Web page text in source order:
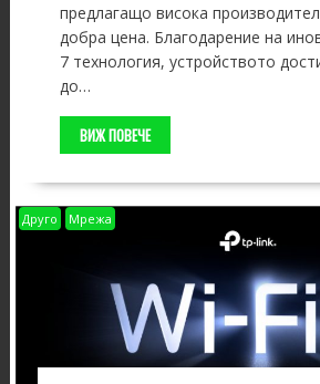
предлагащо висока
добра цена. Благодарение на
7 технология, устройството
до…
ВИЖ ПОВЕЧЕ
Друго Мрежа